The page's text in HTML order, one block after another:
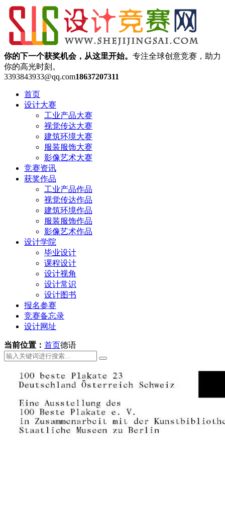
你的下一个获奖机会，从这里开始。 专注全球创意竞赛，助力
你的高光时刻。
3393843933@qq.com18637207311
首页
设计大赛
工业产品大赛
视觉传达大赛
建筑环境大赛
服装服饰大赛
影像艺术大赛
竞赛资讯
获奖作品
工业产品作品
视觉传达作品
建筑环境作品
服装服饰作品
影像艺术作品
设计学院
毕业设计
课程设计
设计视角
设计常识
设计图书
报名参赛
竞赛备忘录
设计网址
当前位置： 首页德语